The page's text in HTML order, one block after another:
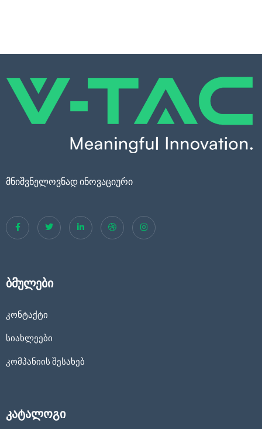
მნიშვნელოვნად ინოვაციური
ბმულები
კონტაქტი
სიახლეები
კომპანიის შესახებ
კატალოგი